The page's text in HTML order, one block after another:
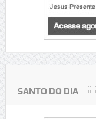
SANTO DO DIA